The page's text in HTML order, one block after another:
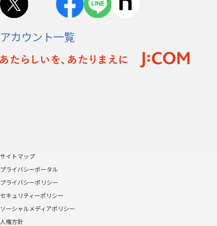
アカウント一覧
サイトマップ
プライバシーポータル
プライバシーポリシー
セキュリティーポリシー
ソーシャルメディアポリシー
人権方針